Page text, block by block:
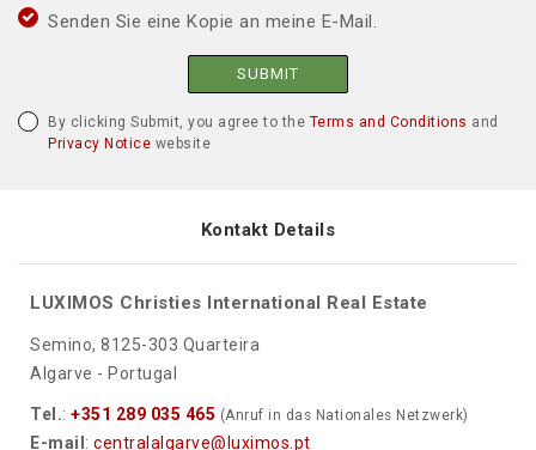
Senden Sie eine Kopie an meine E-Mail.
SUBMIT
By clicking Submit, you agree to the Terms and Conditions and
Privacy Notice website
Kontakt Details
LUXIMOS Christies International Real Estate
Semino, 8125-303 Quarteira
Algarve - Portugal
Tel.: +351 289 035 465 (Anruf in das Nationales Netzwerk)
E-mail : centralalgarve@luximos.pt